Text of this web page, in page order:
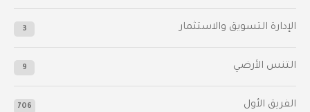
الإدارة التسويق والاستثمار 3
التنس الأرضي 9
الفريق الأول 706